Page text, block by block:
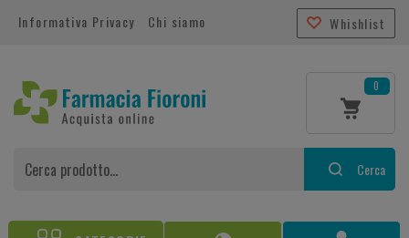
Informativa Privacy Chi siamo Whishlist
0
Cerca